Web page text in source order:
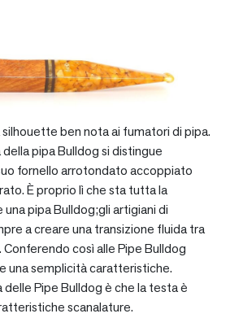
silhouette ben nota ai fumatori di pipa.
pipa Bulldog si distingue
fornello arrotondato accoppiato
È proprio lì che sta tutta la
pipa Bulldog;gli artigiani di
a creare una transizione fluida tra
Conferendo così alle Pipe Bulldog
una semplicità caratteristiche.
delle Pipe Bulldog è che la testa è
scanalature.